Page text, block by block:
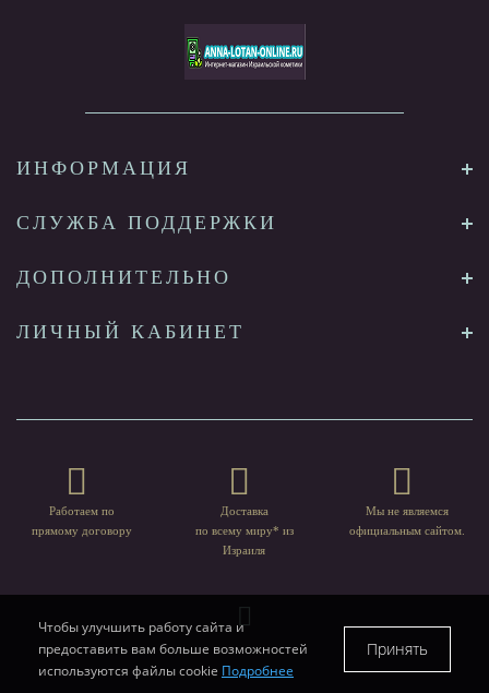
ИНФОРМАЦИЯ
СЛУЖБА ПОДДЕРЖКИ
ДОПОЛНИТЕЛЬНО
ЛИЧНЫЙ КАБИНЕТ
Работаем по
прямому договору
Доставка
по всему миру* из
Израиля
Мы не являемся
официальным сайтом.
Чтобы улучшить работу сайта и
предоставить вам больше возможностей
используются файлы cookie Подробнее
Принять